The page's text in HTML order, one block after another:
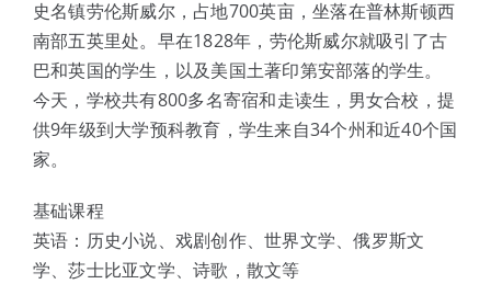
史名镇劳伦斯威尔，占地700英亩，坐落在普林斯顿西
南部五英里处。早在1828年，劳伦斯威尔就吸引了古
巴和英国的学生，以及美国土著印第安部落的学生。
今天，学校共有800多名寄宿和走读生，男女合校，提
供9年级到大学预科教育，学生来自34个州和近40个国
家。
基础课程
英语：历史小说、戏剧创作、世界文学、俄罗斯文
学、莎士比亚文学、诗歌，散文等